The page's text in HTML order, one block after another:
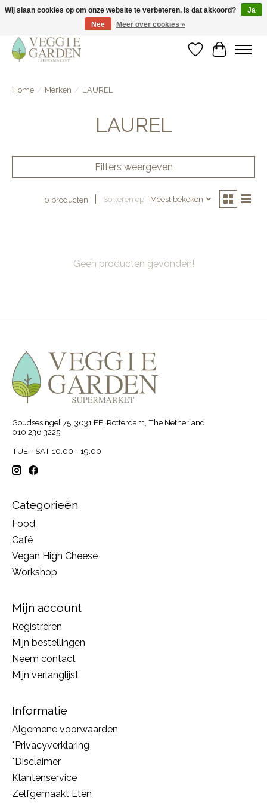
vegan & veggie products | free store pick-up
Verlanglijst
Home / Merken / LAUREL
LAUREL
Filters weergeven
0 producten Sorteren op Meest bekeken
Geen producten gevonden!
Goudsesingel 75, 3031 EE, Rotterdam, The Netherland
010 236 3225
TUE - SAT 10:00 - 19:00
Categorieën
Food
Café
Vegan High Cheese
Workshop
Mijn account
Registreren
Mijn bestellingen
Neem contact
Mijn verlanglijst
Informatie
Algemene voorwaarden
*Privacyverklaring
*Disclaimer
Klantenservice
Zelfgemaakt Eten
Wij slaan cookies op om onze website te verbeteren. Is dat akkoord?
Ja
Nee
Meer over cookies »